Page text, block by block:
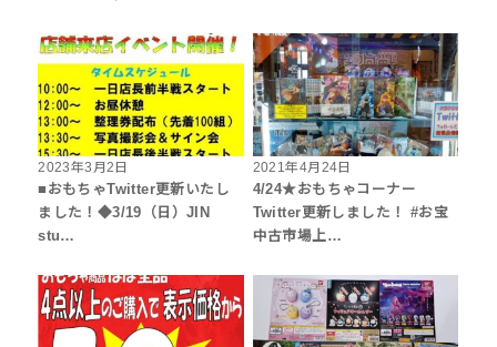
2023年3月2日
■おもちゃTwitter更新いたし
ました！◆3/19（日）JIN
stu…
2021年4月24日
4/24★おもちゃコーナー
Twitter更新しました！ #お宝
中古市場上…